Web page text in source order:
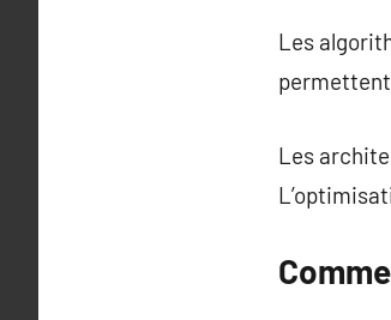
Les
Les